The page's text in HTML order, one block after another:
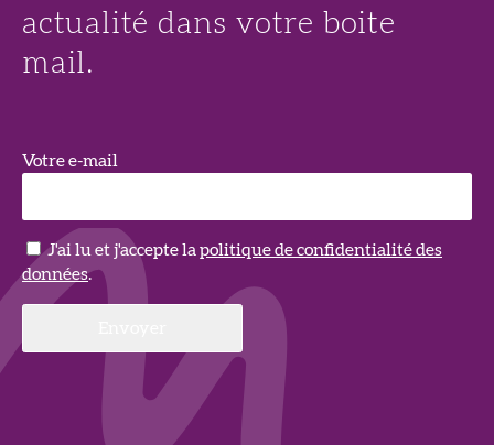
actualité dans votre boite
mail.
Votre e-mail
J'ai lu et j'accepte la politique de confidentialité des
données.